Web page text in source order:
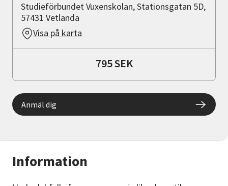
Information
Studieförbundet Vuxenskolan, Stationsgatan 5D,
57431 Vetlanda
Visa på karta
795 SEK
Anmäl dig